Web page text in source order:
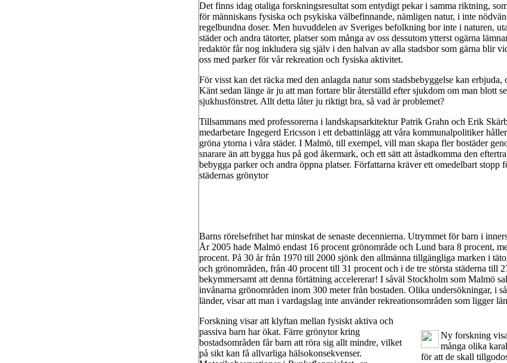
Det finns idag otaliga forskningsresultat som entydigt pekar i samma riktning,
för människans fysiska och psykiska välbefinnande, nämligen natur, i inte
regelbundna doser. Men huvuddelen av Sveriges befolkning bor inte i naturen,
städer och andra tätorter, platser som många av oss dessutom ytterst ogärna
redaktör får nog inkludera sig själv i den halvan av alla stadsbor som gärna blir
oss med parker för vår rekreation och fysiska aktivitet.
För visst kan det räcka med den anlagda natur som stadsbebyggelse kan erbjuda,
Känt sedan länge är ju att man fortare blir återställd efter sjukdom om man blott
sjukhusfönstret. Allt detta låter ju riktigt bra, så vad är problemet?
Tillsammans med professorerna i landskapsarkitektur Patrik Grahn och Erik
medarbetare Ingegerd Ericsson i ett debattinlägg att våra kommunalpolitiker
gröna ytorna i våra städer. I Malmö, till exempel, vill man skapa fler bostäder
snarare än att bygga hus på god åkermark, och ett sätt att åstadkomma den
bebygga parker och andra öppna platser. Författarna kräver ett omedelbart stopp
städernas grönytor
Barns rörelsefrihet har minskat de senaste decennierna. Utrymmet för barn i
År 2005 hade Malmö endast 16 procent grönområde och Lund bara 8 procent,
procent. På 30 år från 1970 till 2000 sjönk den allmänna tillgängliga marken i
och grönområden, från 40 procent till 31 procent och i de tre största städerna till
bekymmersamt att denna förtätning accelererar! I såväl Stockholm som Malmö
invånarna grönområden inom 300 meter från bostaden. Olika undersökningar, i
länder, visar att man i vardagslag inte använder rekreationsområden som ligger
Ny forskning
många olika
för att de skall
Forskning visar att klyftan mellan fysiskt aktiva och
passiva barn har ökat. Färre grönytor kring
bostadsområden får barn att röra sig allt mindre, vilket
på sikt kan få allvarliga hälsokonsekvenser.